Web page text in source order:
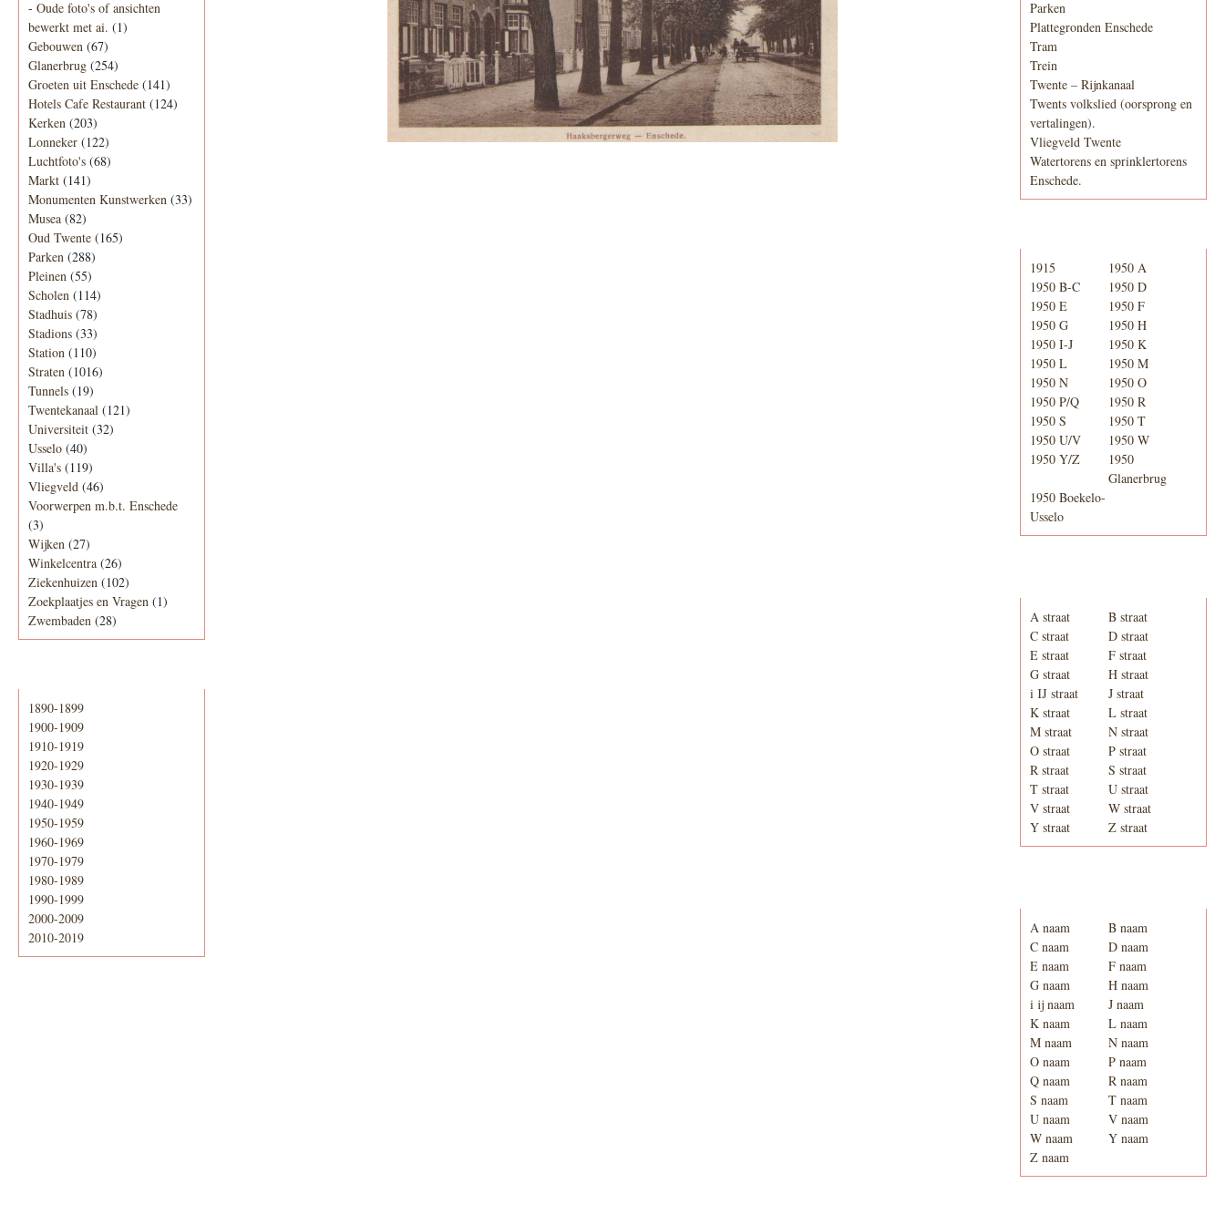
- Oude foto's of ansichten
bewerkt met ai. (1)
Gebouwen (67)
Glanerbrug (254)
Groeten uit Enschede (141)
Hotels Cafe Restaurant (124)
Kerken (203)
Lonneker (122)
Luchtfoto's (68)
Markt (141)
Monumenten Kunstwerken (33)
Musea (82)
Oud Twente (165)
Parken (288)
Pleinen (55)
Scholen (114)
Stadhuis (78)
Stadions (33)
Station (110)
Straten (1016)
Tunnels (19)
Twentekanaal (121)
Universiteit (32)
Usselo (40)
Villa's (119)
Vliegveld (46)
Voorwerpen m.b.t. Enschede
(3)
Wijken (27)
Winkelcentra (26)
Ziekenhuizen (102)
Zoekplaatjes en Vragen (1)
Zwembaden (28)
1890-1899
1900-1909
1910-1919
1920-1929
1930-1939
1940-1949
1950-1959
1960-1969
1970-1979
1980-1989
1990-1999
2000-2009
2010-2019
Parken
Plattegronden Enschede
Tram
Trein
Twente – Rijnkanaal
Twents volkslied (oorsprong en
vertalingen).
Vliegveld Twente
Watertorens en sprinklertorens
Enschede.
1915
1950 A
1950 B-C
1950 D
1950 E
1950 F
1950 G
1950 H
1950 I-J
1950 K
1950 L
1950 M
1950 N
1950 O
1950 P/Q
1950 R
1950 S
1950 T
1950 U/V
1950 W
1950 Y/Z
1950
Glanerbrug
1950 Boekelo-
Usselo
A straat
B straat
C straat
D straat
E straat
F straat
G straat
H straat
i IJ straat
J straat
K straat
L straat
M straat
N straat
O straat
P straat
R straat
S straat
T straat
U straat
V straat
W straat
Y straat
Z straat
A naam
B naam
C naam
D naam
E naam
F naam
G naam
H naam
i ij naam
J naam
K naam
L naam
M naam
N naam
O naam
P naam
Q naam
R naam
S naam
T naam
U naam
V naam
W naam
Y naam
Z naam